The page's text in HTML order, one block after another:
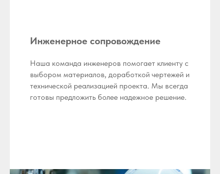
Инженерное сопровождение
Наша команда инженеров помогает клиенту с
выбором материалов, доработкой чертежей и
технической реализацией проекта. Мы всегда
готовы предложить более надежное решение.